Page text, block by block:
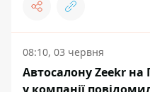
08:10, 03 червня
Автосалону Zeekr на